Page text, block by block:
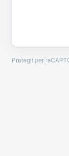
Protegit per